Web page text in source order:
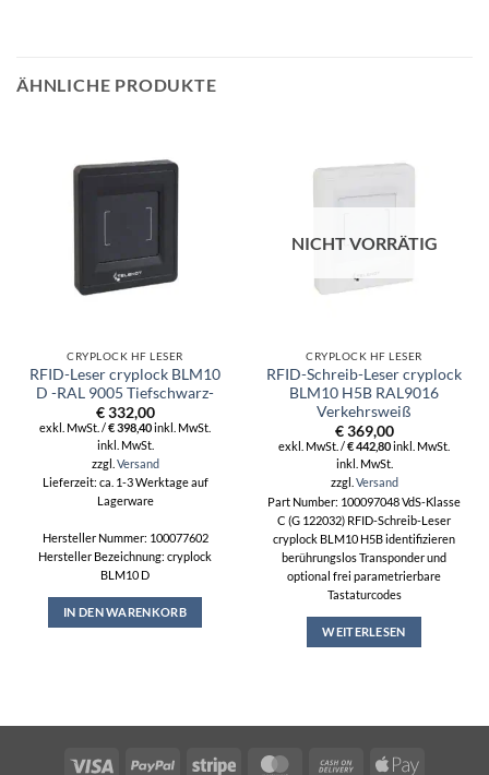
ÄHNLICHE PRODUKTE
CRYPLOCK HF LESER
RFID-Leser cryplock BLM10
D -RAL 9005 Tiefschwarz-
€332,00
exkl. MwSt. /€398,40inkl. MwSt.
inkl. MwSt.
zzgl. Versand
Lieferzeit: ca. 1-3 Werktage auf
Lagerware
Hersteller Nummer: 100077602
Hersteller Bezeichnung: cryplock
BLM10 D
IN DEN WARENKORB
NICHT VORRÄTIG
CRYPLOCK HF LESER
RFID-Schreib-Leser cryplock
BLM10 H5B RAL9016
Verkehrsweiß
€369,00
exkl. MwSt. /€442,80inkl. MwSt.
inkl. MwSt.
zzgl. Versand
Part Number: 100097048 VdS-Klasse
C (G 122032) RFID-Schreib-Leser
cryplock BLM10 H5B identifizieren
berührungslos Transponder und
optional frei parametrierbare
Tastaturcodes
WEITERLESEN
Visa PayPal Stripe MasterCardCash Apple